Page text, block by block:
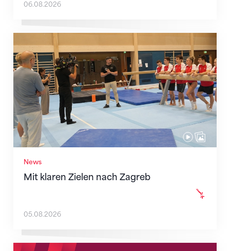
06.08.2026
News
Mit klaren Zielen nach Zagreb
Mit klaren Zielen nach Zagreb
05.08.2026
Neue Empfangszeiten ab 1. August 2026